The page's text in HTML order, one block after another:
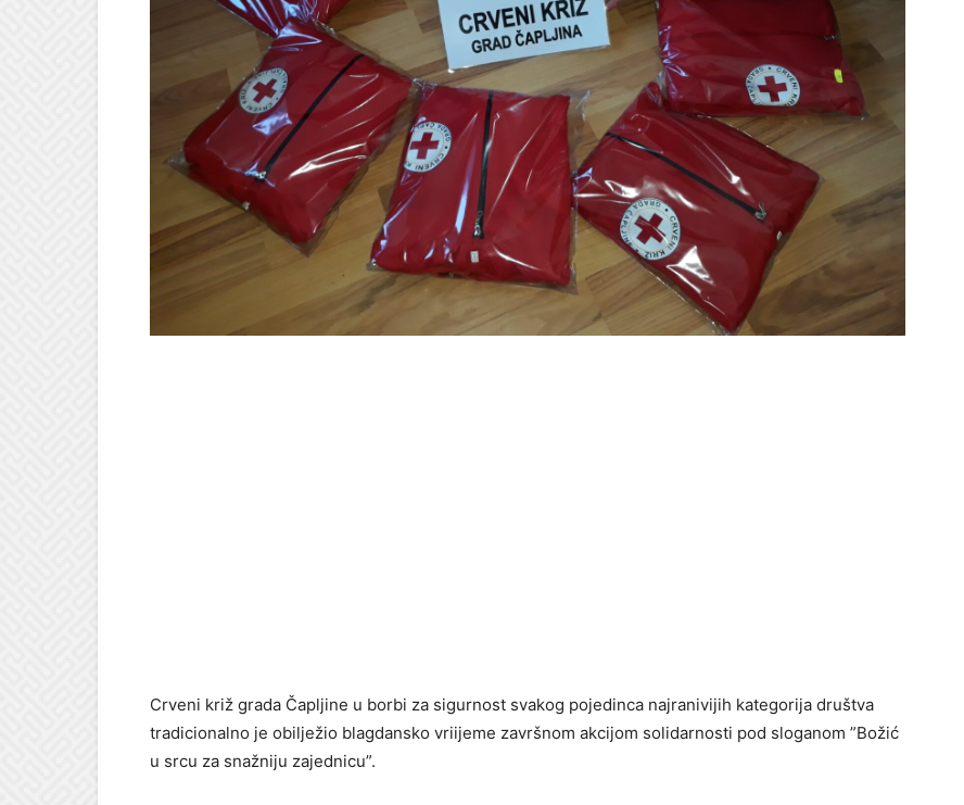
Crveni križ grada Čapljine u borbi za sigurnost svakog pojedinca najranivijih kategorija društva
tradicionalno je obilježio blagdansko vriijeme završnom akcijom solidarnosti pod sloganom ”Božić
u srcu za snažniju zajednicu”.